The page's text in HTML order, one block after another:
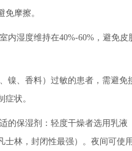
摩擦。
内湿度维持在40%-60%，避免
镍、香料）过敏的患者，需避
状。
的保湿剂：轻度干燥者选用乳
士林，封闭性最强）。夜间可